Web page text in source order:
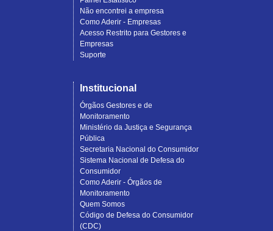
Não encontrei a empresa
Como Aderir - Empresas
Acesso Restrito para Gestores e
Empresas
Suporte
Institucional
Órgãos Gestores e de
Monitoramento
Ministério da Justiça e Segurança
Pública
Secretaria Nacional do Consumidor
Sistema Nacional de Defesa do
Consumidor
Como Aderir - Órgãos de
Monitoramento
Quem Somos
Código de Defesa do Consumidor
(CDC)